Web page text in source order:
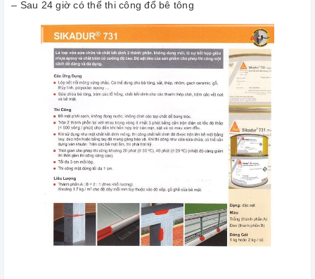
– Sau 24 giờ có thể thi công đổ bê tông